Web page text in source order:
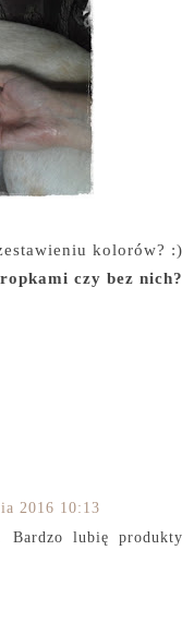
kolorów? :)
czy bez nich?
2016 10:13
Bardzo lubię produkty